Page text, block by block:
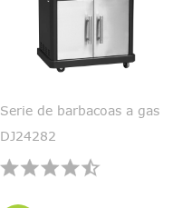
Serie de barbacoas a gas
DJ24282